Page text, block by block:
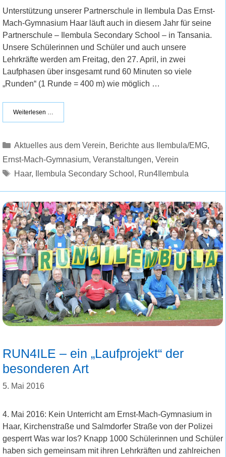
Unterstützung unserer Partnerschule in Ilembula Das Ernst-
Mach-Gymnasium Haar läuft auch in diesem Jahr für seine
Partnerschule – Ilembula Secondary School – in Tansania.
Unsere Schülerinnen und Schüler und auch unsere
Lehrkräfte werden am Freitag, den 27. April, in zwei
Laufphasen über insgesamt rund 60 Minuten so viele
„Runden“ (1 Runde = 400 m) wie möglich …
Weiterlesen …
Kategorien
Aktuelles aus dem Verein, Berichte aus Ilembula/EMG,
Ernst-Mach-Gymnasium, Veranstaltungen, Verein
Schlagwörter
Haar, Ilembula Secondary School , Run4Ilembula
RUN4ILE – ein „Laufprojekt“ der
besonderen Art
5. Mai 2016
4. Mai 2016: Kein Unterricht am Ernst-Mach-Gymnasium in
Haar, Kirchenstraße und Salmdorfer Straße von der Polizei
gesperrt Was war los? Knapp 1000 Schülerinnen und Schüler
haben sich gemeinsam mit ihren Lehrkräften und zahlreichen